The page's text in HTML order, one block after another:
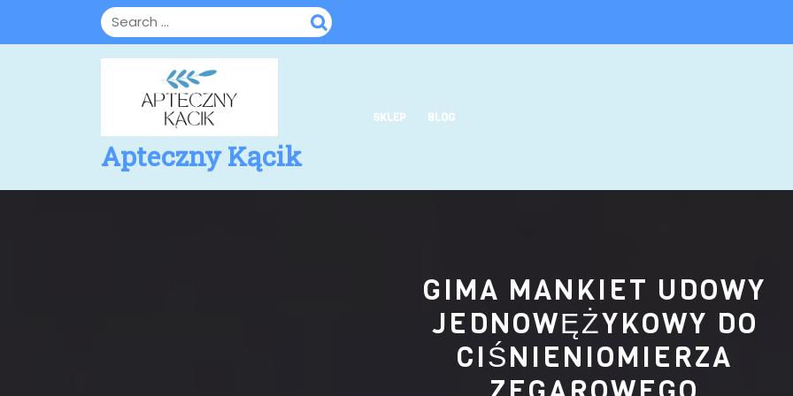
content
Apteczny Kącik
SKLEP BLOG
GIMA MANKIET UDOWY
JEDNOWĘŻYKOWY DO
CIŚNIENIOMIERZA